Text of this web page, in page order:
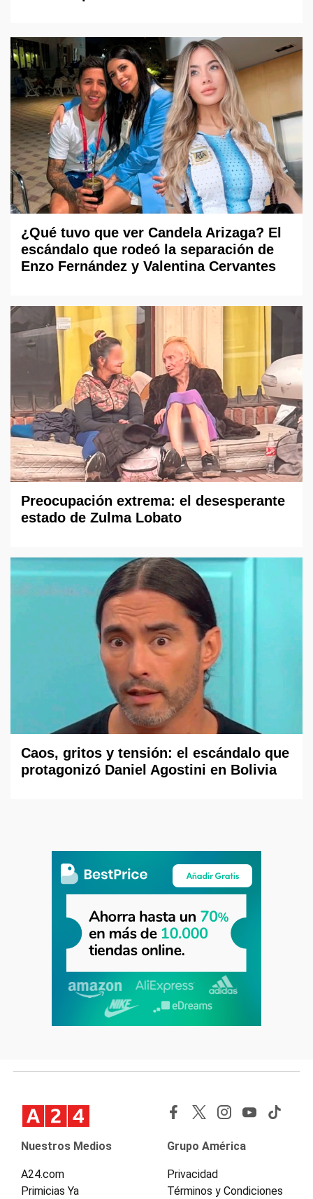
¿Qué tuvo que ver Candela Arizaga? El
escándalo que rodeó la separación de
Enzo Fernández y Valentina Cervantes
Preocupación extrema: el desesperante
estado de Zulma Lobato
Caos, gritos y tensión: el escándalo que
protagonizó Daniel Agostini en Bolivia
Nuestros Medios
A24.com
Primicias Ya
Grupo América
Privacidad
Términos y Condiciones